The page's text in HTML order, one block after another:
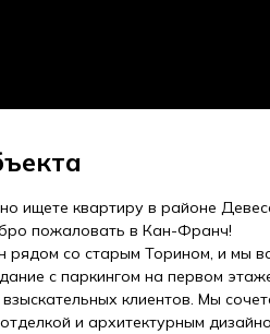
ищете квартиру в районе
пожаловать в Кан-Франч!
рядом со старым Торином, и мы
с паркингом на первом
клиентов. Мы
и архитектурным